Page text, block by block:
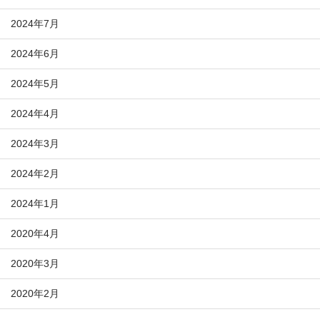
2024年7月
2024年6月
2024年5月
2024年4月
2024年3月
2024年2月
2024年1月
2020年4月
2020年3月
2020年2月